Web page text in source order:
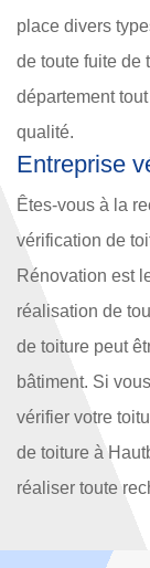
place divers
de toute fuite de
département
qualité.
Entreprise
Êtes-vous à la
vérification de
Rénovation est
réalisation de
de toiture peut
bâtiment. Si
vérifier votre
de toiture à
réaliser toute